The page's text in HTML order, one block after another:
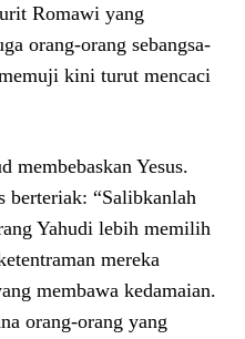
Romawi yang
orang-orang sebangsa-
kini turut mencaci
membebaskan Yesus.
berteriak: “Salibkanlah
Yahudi lebih memilih
mereka
membawa kedamaian.
orang-orang yang